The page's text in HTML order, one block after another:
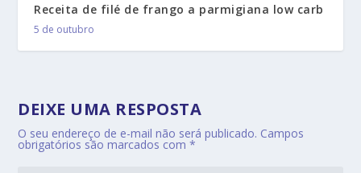
Receita de filé de frango a parmigiana low carb
5 de outubro
DEIXE UMA RESPOSTA
O seu endereço de e-mail não será publicado. Campos
obrigatórios são marcados com*